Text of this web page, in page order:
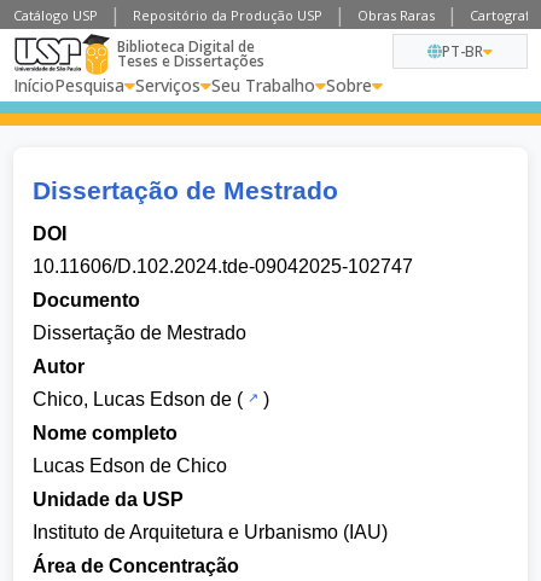
Catálogo USP Repositório da Produção USP Obras Raras
Biblioteca Digital de
Teses e Dissertações
InícioPesquisa Serviços Seu Trabalho Sobre
PT-BR
Dissertação de Mestrado
DOI
10.11606/D.102.2024.tde-09042025-102747
Documento
Dissertação de Mestrado
Autor
Chico, Lucas Edson de (
)
Nome completo
Lucas Edson de Chico
Unidade da USP
Instituto de Arquitetura e Urbanismo (IAU)
Área de Concentração